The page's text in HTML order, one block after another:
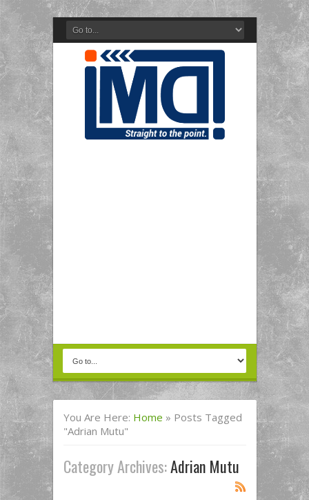
You Are Here: Home » Posts Tagged
"Adrian Mutu"
Category Archives:Adrian Mutu